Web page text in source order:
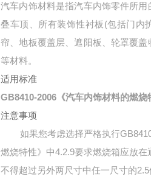
汽车内饰材料是指汽车内饰零件所
叠车顶、所有装饰性衬板(包括门内
帘、地板覆盖层、遮阳板、轮罩覆
等材料。
适用标准
GB8410-2006《汽车内饰材料的燃烧
注意事项
如果您考虑选择严格执行
燃烧特性》中4.2.9要求燃烧箱应放
不得超过另外两尺寸中任一尺寸的